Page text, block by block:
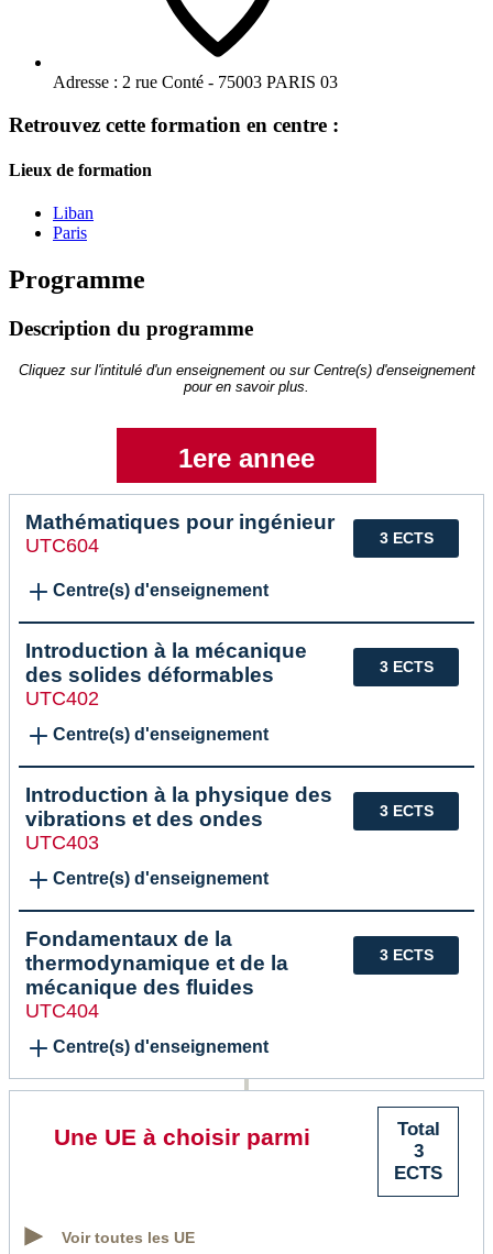
Adresse : 2 rue Conté - 75003 PARIS 03
Retrouvez cette formation en centre :
Lieux de formation
Liban
Paris
Programme
Description du programme
Cliquez sur l'intitulé d'un enseignement ou sur Centre(s) d'enseignement
pour en savoir plus.
1ere annee
3 ECTS
Mathématiques pour ingénieur
UTC604
Centre(s) d'enseignement
3 ECTS
Introduction à la mécanique
des solides déformables
UTC402
Centre(s) d'enseignement
3 ECTS
Introduction à la physique des
vibrations et des ondes
UTC403
Centre(s) d'enseignement
3 ECTS
Fondamentaux de la
thermodynamique et de la
mécanique des fluides
UTC404
Centre(s) d'enseignement
Total
3
ECTS
Une UE à choisir parmi
Voir toutes les UE